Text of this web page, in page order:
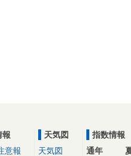
報
意報
天気図
天気図
指数情報
通年